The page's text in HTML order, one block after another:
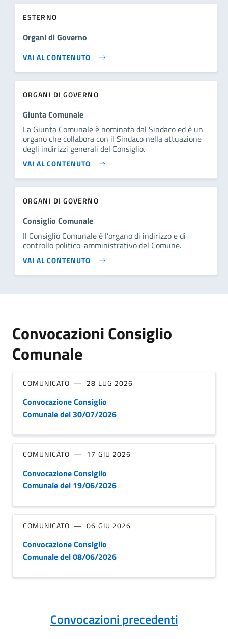
ESTERNO
Organi di Governo
VAI AL CONTENUTO
ORGANI DI GOVERNO
Giunta Comunale
La Giunta Comunale è nominata dal Sindaco ed è un
organo che collabora con il Sindaco nella attuazione
degli indirizzi generali del Consiglio.
VAI AL CONTENUTO
ORGANI DI GOVERNO
Consiglio Comunale
Il Consiglio Comunale è l’organo di indirizzo e di
controllo politico-amministrativo del Comune.
VAI AL CONTENUTO
Convocazioni Consiglio
Comunale
COMUNICATO 28 LUG 2026
Convocazione Consiglio
Comunale del 30/07/2026
COMUNICATO 17 GIU 2026
Convocazione Consiglio
Comunale del 19/06/2026
COMUNICATO 06 GIU 2026
Convocazione Consiglio
Comunale del 08/06/2026
Convocazioni precedenti